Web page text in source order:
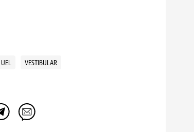
UEL VESTIBULAR